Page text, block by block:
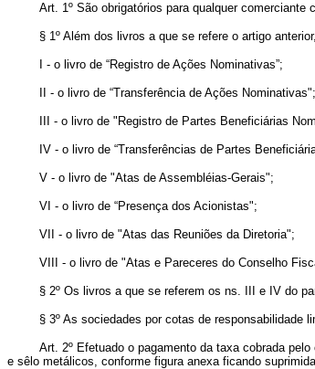
Art. 1º São obrigatórios para qualquer
§ 1º Além dos livros a que se refere o artigo
I - o livro de “Registro de Ações Nominativas”;
II - o livro de “Transferência de Ações Nominativas";
III - o livro de "Registro de Partes Beneficiárias
IV - o livro de “Transferências de Partes
V - o livro de "Atas de Assembléias-Gerais";
VI - o livro de “Presença dos Acionistas";
VII - o livro de "Atas das Reuniões da Diretoria";
VIII - o livro de "Atas e Pareceres do Conselho
§ 2º Os livros a que se referem os ns. III e IV do
§ 3º As sociedades por cotas de
Art. 2º Efetuado o pagamento da taxa cobrada
e sêlo metálicos, conforme figura anexa ficando